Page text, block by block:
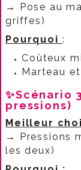
→ Pose au
griffes)
Pourquoi :​
Coûteux
Marteau
✨Scénario
pressions)
Meilleur
→ Pressions
les deux)